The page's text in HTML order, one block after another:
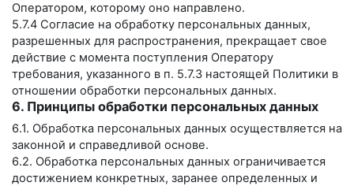
Оператором, которому оно направлено.
5.7.4 Согласие на обработку персональных данных,
разрешенных для распространения, прекращает свое
действие с момента поступления Оператору
требования, указанного в п. 5.7.3 настоящей Политики в
отношении обработки персональных данных.
6. Принципы обработки персональных данных
6.1. Обработка персональных данных осуществляется на
законной и справедливой основе.
6.2. Обработка персональных данных ограничивается
достижением конкретных, заранее определенных и